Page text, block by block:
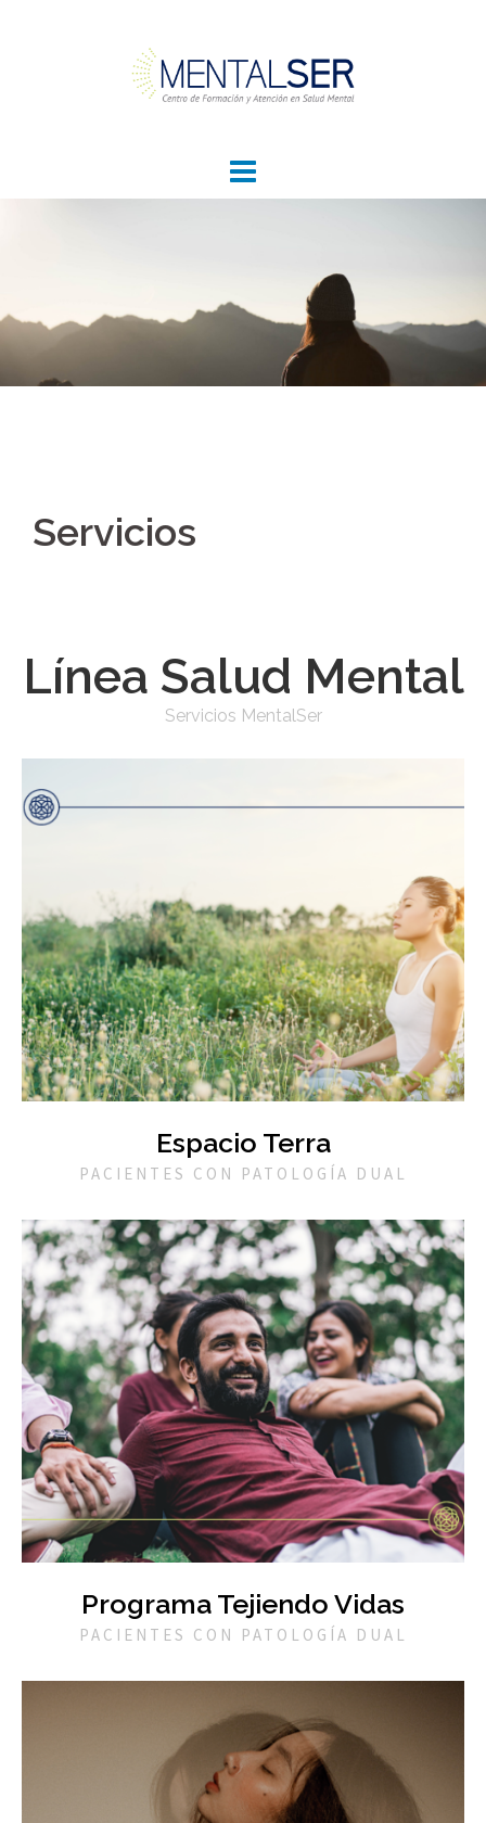
Servicios
Línea Salud Mental
Servicios MentalSer
Espacio Terra
PACIENTES CON PATOLOGÍA DUAL
Programa Tejiendo Vidas
PACIENTES CON PATOLOGÍA DUAL